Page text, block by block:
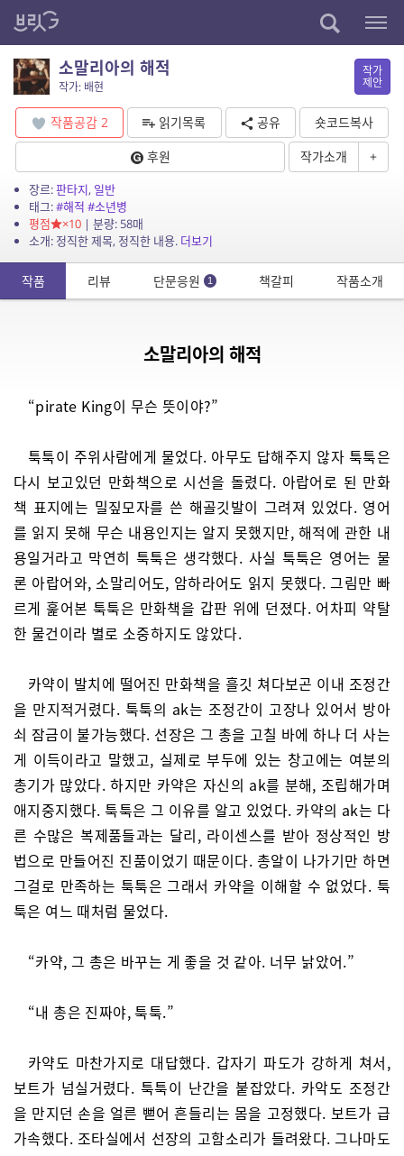
소말리아의 해적
작가: 배현
작가
제안
작품공감 2 읽기목록 공유
숏코드복사
후원
작가소개 +
장르:판타지, 일반
태그:#해적 #소년병
평점
×10| 분량: 58매
소개: 정직한 제목, 정직한 내용. 더보기
작품 리뷰 단문응원 1 책갈피 작품소개
소말리아의 해적
“pirate King이 무슨 뜻이야?”
툭툭이 주위사람에게 물었다. 아무도 답해주지 않자 툭툭은
다시 보고있던 만화책으로 시선을 돌렸다. 아랍어로 된 만화
책 표지에는 밀짚모자를 쓴 해골깃발이 그려져 있었다. 영어
를 읽지 못해 무슨 내용인지는 알지 못했지만, 해적에 관한 내
용일거라고 막연히 툭툭은 생각했다. 사실 툭툭은 영어는 물
론 아랍어와, 소말리어도, 암하라어도 읽지 못했다. 그림만 빠
르게 훑어본 툭툭은 만화책을 갑판 위에 던졌다. 어차피 약탈
한 물건이라 별로 소중하지도 않았다.
카약이 발치에 떨어진 만화책을 흘깃 쳐다보곤 이내 조정간
을 만지적거렸다. 툭툭의 ak는 조정간이 고장나 있어서 방아
쇠 잠금이 불가능했다. 선장은 그 총을 고칠 바에 하나 더 사는
게 이득이라고 말했고, 실제로 부두에 있는 창고에는 여분의
총기가 많았다. 하지만 카약은 자신의 ak를 분해, 조립해가며
애지중지했다. 툭툭은 그 이유를 알고 있었다. 카약의 ak는 다
른 수많은 복제품들과는 달리, 라이센스를 받아 정상적인 방
법으로 만들어진 진품이었기 때문이다. 총알이 나가기만 하면
그걸로 만족하는 툭툭은 그래서 카약을 이해할 수 없었다. 툭
툭은 여느 때처럼 물었다.
“카약, 그 총은 바꾸는 게 좋을 것 같아. 너무 낡았어.”
“내 총은 진짜야, 툭툭.”
카약도 마찬가지로 대답했다. 갑자기 파도가 강하게 쳐서,
보트가 넘실거렸다. 툭툭이 난간을 붙잡았다. 카악도 조정간
을 만지던 손을 얼른 뻗어 흔들리는 몸을 고정했다. 보트가 급
가속했다. 조타실에서 선장의 고함소리가 들려왔다. 그나마도